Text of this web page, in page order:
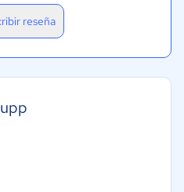
reseña